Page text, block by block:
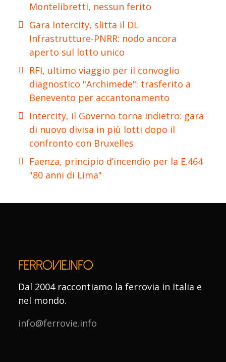
Montelibretti, nessun ferito
Gara Intercity, slitta il DL
Infrastrutture-PNRR: nodo ancora
aperto sul lotto unico
RFI, ultimo viaggio per il convoglio
diagnostico "Archimede": trasferito a
Benevento per accantonamento
Intercity, il Governo torna indietro: gara
di nuovo divisa in più lotti dopo il
confronto con Bruxelles
Faenza, principio d’incendio per la E.464
"80 anni di Lima"
Dal 2004 raccontiamo la ferrovia in Italia e
nel mondo.
info@ferrovie.info